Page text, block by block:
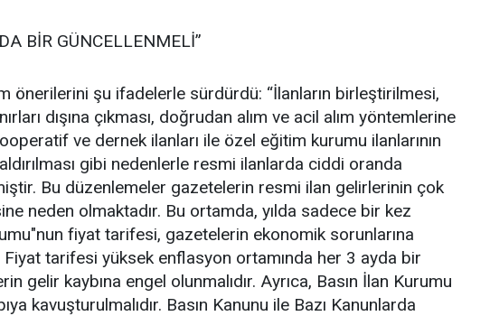
BİR GÜNCELLENMELİ”
önerilerini şu ifadelerle sürdürdü: “İlanların birleştirilmesi,
dışına çıkması, doğrudan alım ve acil alım yöntemlerine
ve dernek ilanları ile özel eğitim kurumu ilanlarının
gibi nedenlerle resmi ilanlarda ciddi oranda
Bu düzenlemeler gazetelerin resmi ilan gelirlerinin çok
neden olmaktadır. Bu ortamda, yılda sadece bir kez
fiyat tarifesi, gazetelerin ekonomik sorunlarına
tarifesi yüksek enflasyon ortamında her 3 ayda bir
gelir kaybına engel olunmalıdır. Ayrıca, Basın İlan Kurumu
kavuşturulmalıdır. Basın Kanunu ile Bazı Kanunlarda